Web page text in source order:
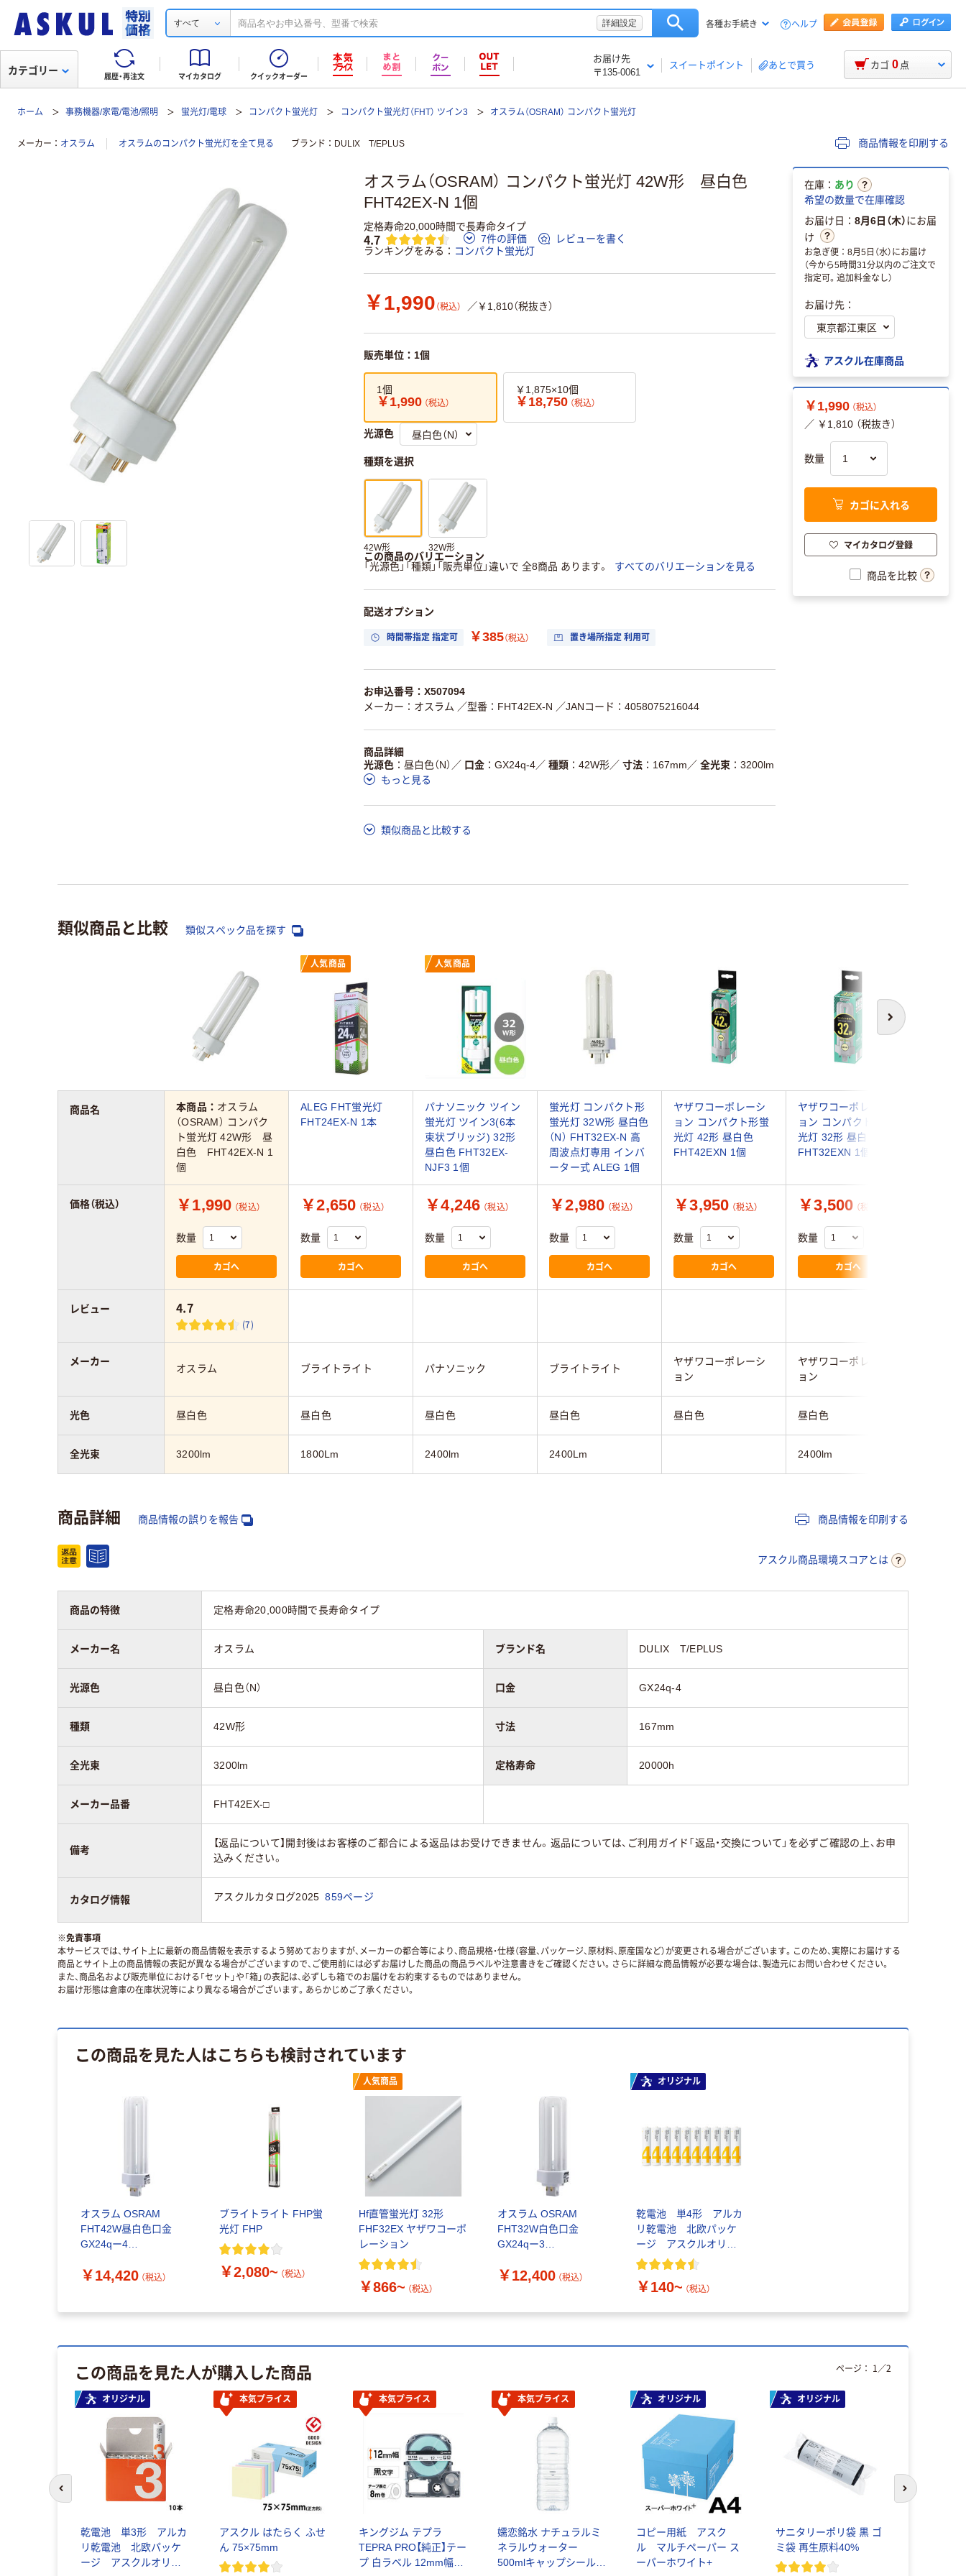
すべて 詳細設定 各種お手続き ヘルプ
履歴・再注文 マイカタログ クイックオーダー
お届け先
〒135-0061
スイートポイント あとで買う
カテゴリー カゴ 0 点
ホーム 事務機器/家電/電池/照明 蛍光灯/電球 コンパクト蛍光灯 コンパクト蛍光灯（FHT） ツイン3 オスラム（OSRAM） コンパクト蛍光灯
メーカー オスラム オスラムのコンパクト蛍光灯を全て見る ブランド DULIX T/EPLUS 商品情報を印刷する
オスラム（OSRAM） コンパクト蛍光灯 42W形 昼白色
FHT42EX-N 1個
定格寿命20,000時間で長寿命タイプ
4.7 7件の評価
レビューを書く
ランキングをみる
コンパクト蛍光灯
￥1,990 （税込） ／￥1,810（税抜き）
販売単位：1個
1個
￥1,990 （税込）
￥1,875×10個
￥18,750 （税込）
光源色
種類を選択
42W形 32W形
この商品のバリエーション
「光源色」「種類」「販売単位」違いで 全8商品 あります。
すべてのバリエーションを見る
配送オプション
時間帯指定 指定可 ￥385（税込） 置き場所指定 利用可
お申込番号：X507094
メーカー：オスラム ／型番：FHT42EX-N ／JANコード：4058075216044
商品詳細
光源色
昼白色（N） ／ 口金 GX24q-4／ 種類 42W形／ 寸法 167mm ／ 全光束
3200lm
もっと見る
類似商品と比較する
在庫： あり
希望の数量で在庫確認
お届け日： 8月6日（木）にお届
け
お急ぎ便：8月5日（水）にお届け
（今から5時間31分以内のご注文で
指定可。追加料金なし）
お届け先：
アスクル在庫商品
￥1,990 （税込）
／ ￥1,810 （税抜き）
数量
カゴに入れる
マイカタログ登録
商品を比較
類似商品と比較 類似スペック品を探す
次へ
人気商品 人気商品
本商品： オスラム
（OSRAM） コンパク
ト蛍光灯 42W形 昼
白色 FHT42EX-N 1
個
ALEG FHT蛍光灯
FHT24EX-N 1本
パナソニック ツイン
蛍光灯 ツイン3(6本
束状ブリッジ) 32形
昼白色 FHT32EX-
NJF3 1個
蛍光灯 コンパクト形
蛍光灯 32W形 昼白色
（N） FHT32EX-N 高
周波点灯専用 インバ
ーター式 ALEG 1個
ヤザワコーポレーシ
ョン コンパクト形蛍
光灯 42形 昼白色
FHT42EXN 1個
ヤザワコーポレーシ
ョン コンパクト形蛍
光灯 32形 昼白色
FHT32EXN 1個
￥1,990 （税込）
数量
カゴへ
￥2,650 （税込）
数量
カゴへ
￥4,246 （税込）
数量
カゴへ
￥2,980 （税込）
数量
カゴへ
￥3,950 （税込）
数量
カゴへ
￥3,500 （税込）
数量
カゴへ
4.7
(7)
オスラム ブライトライト パナソニック ブライトライト
ヤザワコーポレーシ
ョン
ヤザワコーポレーシ
ョン
昼白色 昼白色 昼白色 昼白色 昼白色 昼白色
3200lm 1800Lm 2400lm 2400Lm 2400lm
商品名
価格（税込）
レビュー
メーカー
光色
全光束
商品詳細 商品情報の誤りを報告 商品情報を印刷する
アスクル商品環境スコアとは
商品の特徴 定格寿命20,000時間で長寿命タイプ
メーカー名 オスラム ブランド名 DULIX T/EPLUS
光源色 昼白色（N） 口金 GX24q-4
種類 42W形 寸法 167mm
全光束 3200lm 定格寿命 20000h
メーカー品番 FHT42EX-□
備考
【返品について】開封後はお客様のご都合による返品はお受けできません。返品については、ご利用ガイド「返品・交換について」を必ずご確認の上、お申
込みください。
カタログ情報 アスクルカタログ2025 859ページ
※免責事項
本サービスでは、サイト上に最新の商品情報を表示するよう努めておりますが、メーカーの都合等により、商品規格・仕様（容量、パッケージ、原材料、原産国など）が変更される場合がございます。このため、実際にお届けする
商品とサイト上の商品情報の表記が異なる場合がございますので、ご使用前には必ずお届けした商品の商品ラベルや注意書きをご確認ください。さらに詳細な商品情報が必要な場合は、製造元にお問い合わせください。
また、商品名および販売単位における「セット」や「箱」の表記は、必ずしも箱でのお届けをお約束するものではありません。
お届け形態は倉庫の在庫状況等により異なる場合がございます。あらかじめご了承ください。
この商品を見た人はこちらも検討されています
オスラム OSRAM
FHT42W昼白色口金
GX24qー4
1セット(10本) 685-
￥14,420 （税込）
ブライトライト FHP蛍
光灯 FHP
￥2,080~ （税込）
人気商品
Hf直管蛍光灯 32形
FHF32EX ヤザワコーポ
レーション
￥866~ （税込）
オスラム OSRAM
FHT32W白色口金
GX24qー3
1セット(10本) 685-
￥12,400 （税込）
オリジナル
乾電池 単4形 アルカ
リ乾電池 北欧パッケ
ージ アスクルオリジ
ナル
￥140~ （税込）
この商品を見た人が購入した商品
オリジナル
乾電池 単3形 アルカ
リ乾電池 北欧パッケ
ージ アスクルオリジ
本気プライス
アスクル はたらく ふせ
ん 75×75mm
本気プライス
キングジム テプラ
TEPRA PRO【純正】テー
プ 白ラベル 12mm幅
本気プライス
嬬恋銘水 ナチュラルミ
ネラルウォーター
500mlキャップシール付
オリジナル
コピー用紙 アスク
ル マルチペーパー ス
ーパーホワイト+
オリジナル
サニタリーポリ袋 黒 ゴ
ミ袋 再生原料40%
ページ： 1 ／2
次のスライド